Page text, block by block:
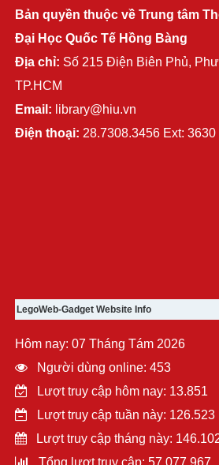
Bản quyền thuộc về Trung tâm
Đại Học Quốc Tế Hồng Bàng
Địa chỉ: Số 215 Điện Biên Phủ,
TP.HCM
Email: library@hiu.vn
Điện thoại: 28.7308.3456 Ext: 3630
LegoWeb-Gadget Website Info
Hôm nay: 07 Tháng Tám 2026
Người dùng online: 453
Lượt truy cập hôm nay: 13.851
Lượt truy cập tuần này: 126.523
Lượt truy cập tháng này:
Tổng lượt truy cập: 57.077.967